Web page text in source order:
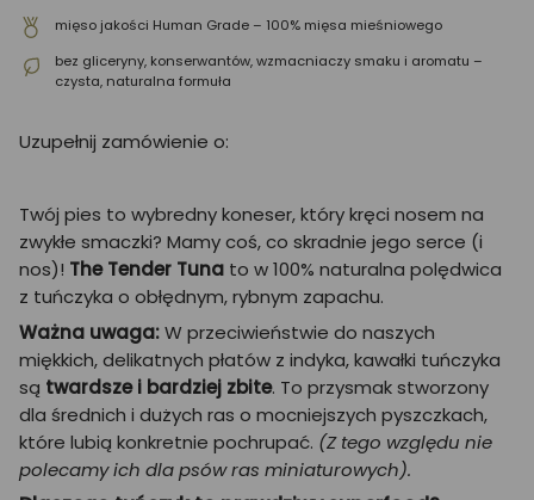
mięso jakości Human Grade – 100% mięsa mieśniowego
bez gliceryny, konserwantów, wzmacniaczy smaku i aromatu –
czysta, naturalna formuła
Uzupełnij zamówienie o:
Twój pies to wybredny koneser, który kręci nosem na
zwykłe smaczki? Mamy coś, co skradnie jego serce (i
nos)! The Tender Tuna to w 100% naturalna polędwica
z tuńczyka o obłędnym, rybnym zapachu.
Ważna uwaga:W przeciwieństwie do naszych
miękkich, delikatnych płatów z indyka, kawałki tuńczyka
są twardsze i bardziej zbite. To przysmak stworzony
dla średnich i dużych ras o mocniejszych pyszczkach,
które lubią konkretnie pochrupać. (Z tego względu nie
polecamy ich dla psów ras miniaturowych).